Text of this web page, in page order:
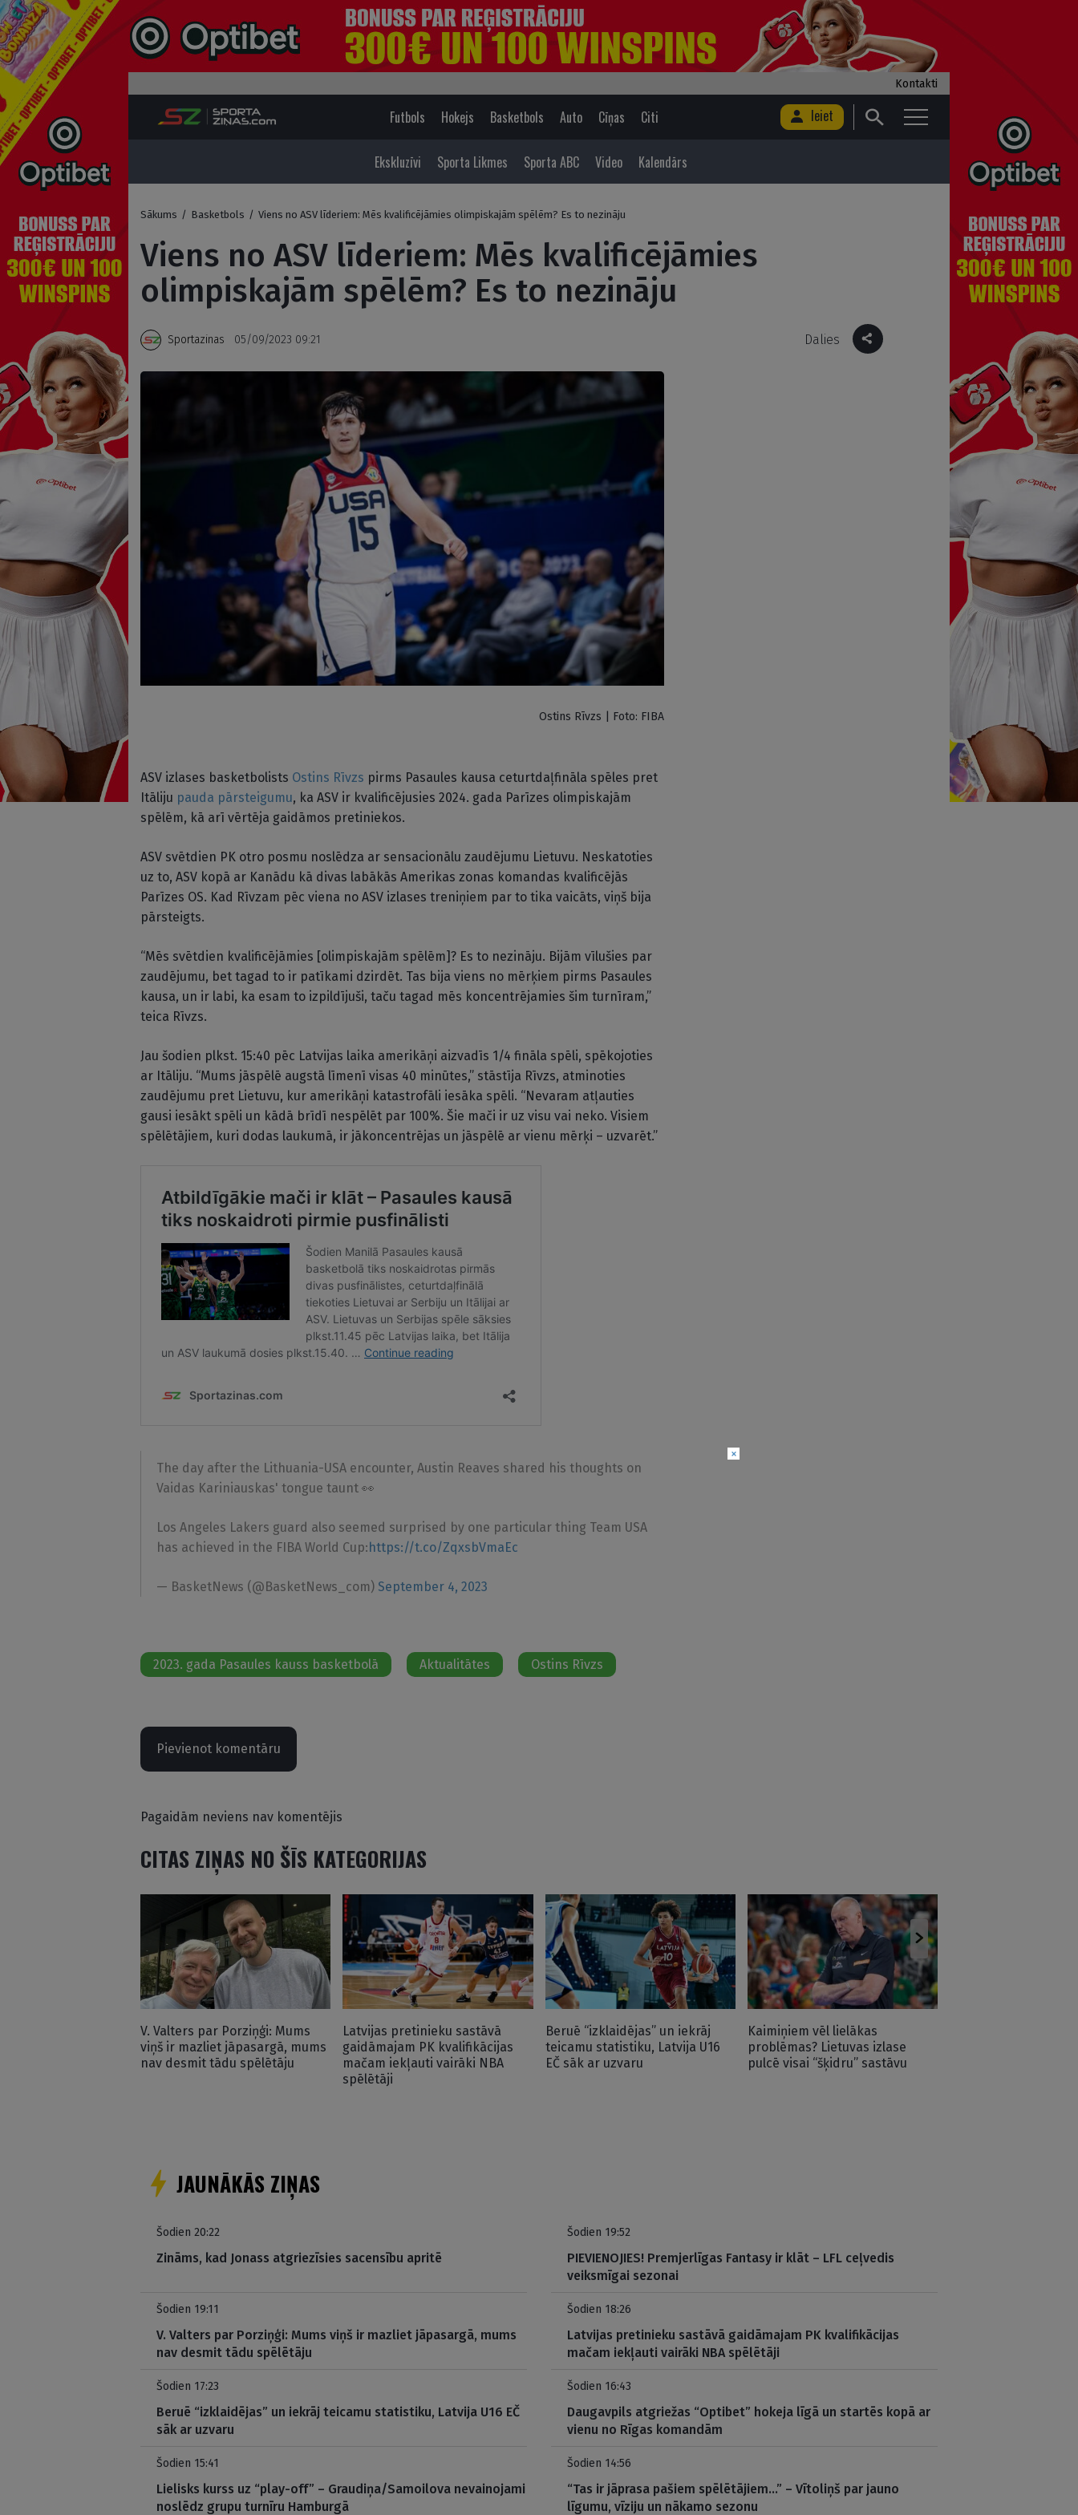
Kontakti
Futbols Hokejs Basketbols Auto Cīņas Citi Ieiet
Ekskluzīvi Sporta Likmes Sporta ABC Video Kalendārs
Sākums / Basketbols / Viens no ASV līderiem: Mēs kvalificējāmies olimpiskajām spēlēm? Es to nezināju
Viens no ASV līderiem: Mēs kvalificējāmies
olimpiskajām spēlēm? Es to nezināju
Sportazinas 05/09/2023 09:21 Dalies
Ostins Rīvzs | Foto: FIBA
ASV izlases basketbolists Ostins Rīvzs pirms Pasaules kausa ceturtdaļfināla spēles pret
Itāliju pauda pārsteigumu, ka ASV ir kvalificējusies 2024. gada Parīzes olimpiskajām
spēlēm, kā arī vērtēja gaidāmos pretiniekos.
ASV svētdien PK otro posmu noslēdza ar sensacionālu zaudējumu Lietuvu. Neskatoties
uz to, ASV kopā ar Kanādu kā divas labākās Amerikas zonas komandas kvalificējās
Parīzes OS. Kad Rīvzam pēc viena no ASV izlases treniņiem par to tika vaicāts, viņš bija
pārsteigts.
“Mēs svētdien kvalificējāmies [olimpiskajām spēlēm]? Es to nezināju. Bijām vīlušies par
zaudējumu, bet tagad to ir patīkami dzirdēt. Tas bija viens no mērķiem pirms Pasaules
kausa, un ir labi, ka esam to izpildījuši, taču tagad mēs koncentrējamies šim turnīram,”
teica Rīvzs.
Jau šodien plkst. 15:40 pēc Latvijas laika amerikāņi aizvadīs 1/4 fināla spēli, spēkojoties
ar Itāliju. “Mums jāspēlē augstā līmenī visas 40 minūtes,” stāstīja Rīvzs, atminoties
zaudējumu pret Lietuvu, kur amerikāņi katastrofāli iesāka spēli. “Nevaram atļauties
gausi iesākt spēli un kādā brīdī nespēlēt par 100%. Šie mači ir uz visu vai neko. Visiem
spēlētājiem, kuri dodas laukumā, ir jākoncentrējas un jāspēlē ar vienu mērķi – uzvarēt.”
The day after the Lithuania-USA encounter, Austin Reaves shared his thoughts on
Vaidas Kariniauskas' tongue taunt 👀
Los Angeles Lakers guard also seemed surprised by one particular thing Team USA
has achieved in the FIBA World Cup:https://t.co/ZqxsbVmaEc
— BasketNews (@BasketNews_com) September 4, 2023
2023. gada Pasaules kauss basketbolā Aktualitātes Ostins Rīvzs
Pievienot komentāru
Pagaidām neviens nav komentējis
CITAS ZIŅAS NO ŠĪS KATEGORIJAS
V. Valters par Porziņģi: Mums
viņš ir mazliet jāpasargā, mums
nav desmit tādu spēlētāju
Latvijas pretinieku sastāvā
gaidāmajam PK kvalifikācijas
mačam iekļauti vairāki NBA
spēlētāji
Beruē “izklaidējas” un iekrāj
teicamu statistiku, Latvija U16
EČ sāk ar uzvaru
Kaimiņiem vēl lielākas
problēmas? Lietuvas izlase
pulcē visai “šķidru” sastāvu
JAUNĀKĀS ZIŅAS
Šodien 20:22
Zināms, kad Jonass atgriezīsies sacensību apritē
Šodien 19:52
PIEVIENOJIES! Premjerlīgas Fantasy ir klāt – LFL ceļvedis
veiksmīgai sezonai
Šodien 19:11
V. Valters par Porziņģi: Mums viņš ir mazliet jāpasargā, mums
nav desmit tādu spēlētāju
Šodien 18:26
Latvijas pretinieku sastāvā gaidāmajam PK kvalifikācijas
mačam iekļauti vairāki NBA spēlētāji
Šodien 17:23
Beruē “izklaidējas” un iekrāj teicamu statistiku, Latvija U16 EČ
sāk ar uzvaru
Šodien 16:43
Daugavpils atgriežas “Optibet” hokeja līgā un startēs kopā ar
vienu no Rīgas komandām
Šodien 15:41
Lielisks kurss uz “play-off” – Graudiņa/Samoilova nevainojami
noslēdz grupu turnīru Hamburgā
Šodien 14:56
“Tas ir jāprasa pašiem spēlētājiem…” – Vītoliņš par jauno
līgumu, vīziju un nākamo sezonu